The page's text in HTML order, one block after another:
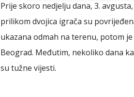
Prije skoro nedjelju dana, 3.
prilikom dvojica igrača su
ukazana odmah na terenu, potom
Beograd. Međutim, nekoliko dana
su tužne vijesti.